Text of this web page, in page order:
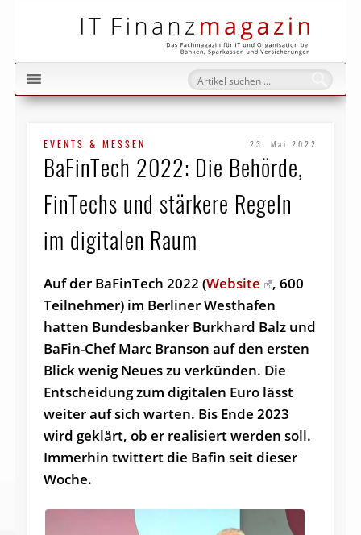
EVENTS & MESSEN 23. Mai 2022
BaFinTech 2022: Die Behörde,
FinTechs und stärkere Regeln
im digitalen Raum
Auf der BaFinTech 2022 (Website
, 600
Teilnehmer) im Berliner Westhafen
hatten Bundesbanker Burkhard Balz und
BaFin-Chef Marc Branson auf den ersten
Blick wenig Neues zu verkünden. Die
Entscheidung zum digitalen Euro lässt
weiter auf sich warten. Bis En­de 2023
wird geklärt, ob er rea­li­siert wer­den soll.
Immerhin twittert die Bafin seit dieser
Woche.